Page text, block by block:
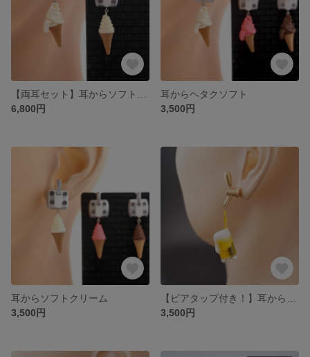
6,800円
耳からヘタクソフト
3,500円
耳からソフトクリーム
3,500円
3,500円